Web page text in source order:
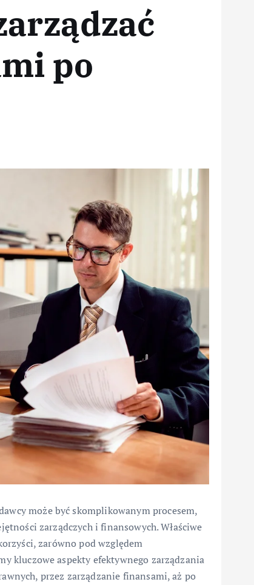
po
może być skomplikowanym procesem,
zarządczych i finansowych. Właściwe
zarówno pod względem
kluczowe aspekty efektywnego zarządzania
przez zarządzanie finansami, aż po